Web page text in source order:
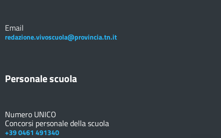
Email
redazione.vivoscuola@provincia.tn.it
Personale scuola
Numero UNICO
Concorsi personale della scuola
+39 0461 491340